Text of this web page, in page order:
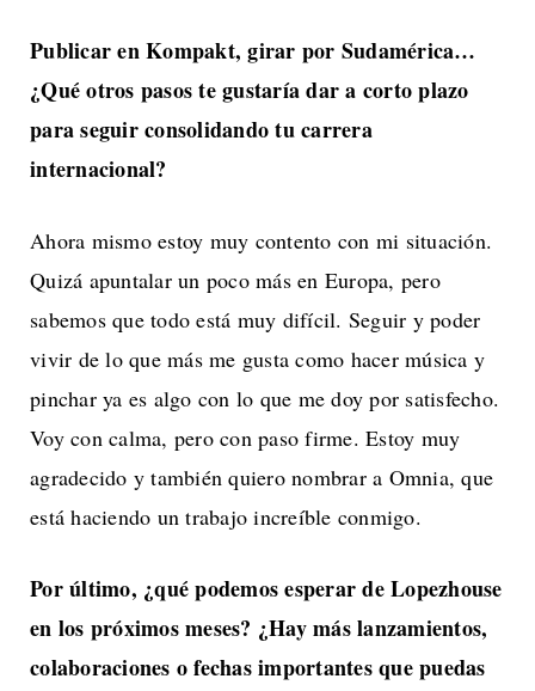
Publicar en Kompakt, girar por Sudamérica…
¿Qué otros pasos te gustaría dar a corto plazo
para seguir consolidando tu carrera
internacional?
Ahora mismo estoy muy contento con mi situación.
Quizá apuntalar un poco más en Europa, pero
sabemos que todo está muy difícil. Seguir y poder
vivir de lo que más me gusta como hacer música y
pinchar ya es algo con lo que me doy por satisfecho.
Voy con calma, pero con paso firme. Estoy muy
agradecido y también quiero nombrar a Omnia, que
está haciendo un trabajo increíble conmigo.
Por último, ¿qué podemos esperar de Lopezhouse
en los próximos meses? ¿Hay más lanzamientos,
colaboraciones o fechas importantes que puedas